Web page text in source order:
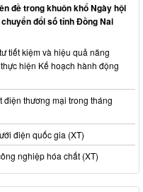
đề trong khuôn khổ Ngày hội
đổi số tỉnh Đồng Nai
tiết kiệm và hiệu quả năng
hiện Kế hoạch hành động
điện thương mại trong tháng
điện quốc gia (XT)
nghiệp hóa chất (XT)